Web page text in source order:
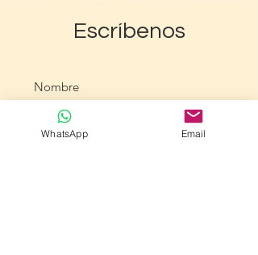
Escríbenos
WhatsApp Email